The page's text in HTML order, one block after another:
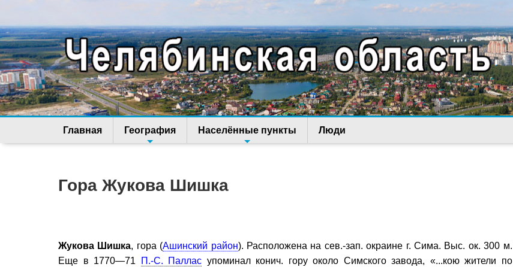
Главная География Населённые пункты Люди
Гора Жукова Шишка
Жукова Шишка, гора (Ашинский район). Расположена на сев.-зап. окраине г. Сима. Выс. ок. 300 м.
Еще в 1770—71
П.-С. Паллас упоминал конич. гору около Симского завода, «...кою жители по